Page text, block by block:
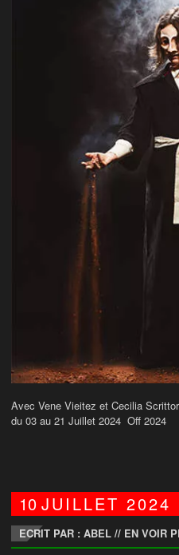
Avec Vene Vieitez et Cecilia
du 03 au 21 Juillet 2024 Off 2024
10JUILLET2024
ECRIT PAR : ABEL // EN VOIR